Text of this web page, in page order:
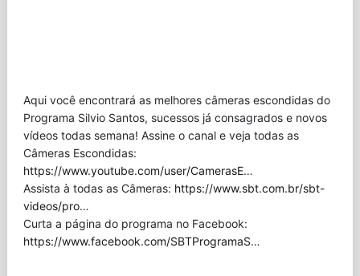
Aqui você encontrará as melhores câmeras escondidas do
Programa Silvio Santos, sucessos já consagrados e novos
vídeos todas semana! Assine o canal e veja todas as
Câmeras Escondidas:
https://www.youtube.com/user/CamerasE…
Assista à todas as Câmeras: https://www.sbt.com.br/sbt-
videos/pro…
Curta a página do programa no Facebook:
https://www.facebook.com/SBTProgramaS…